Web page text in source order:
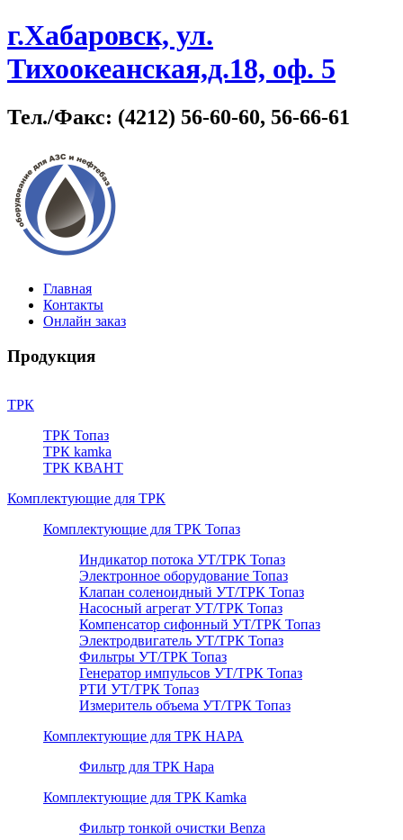
г.Хабаровск, ул.
Тихоокеанская,д.18, оф. 5
Тел./Факс: (4212) 56-60-60, 56-66-61
Главная
Контакты
Онлайн заказ
Продукция
ТРК
ТРК Топаз
ТРК kamka
ТРК КВАНТ
Комплектующие для ТРК
Комплектующие для ТРК Топаз
Индикатор потока УТ/ТРК Топаз
Электронное оборудование Топаз
Клапан соленоидный УТ/ТРК Топаз
Насосный агрегат УТ/ТРК Топаз
Компенсатор сифонный УТ/ТРК Топаз
Электродвигатель УТ/ТРК Топаз
Фильтры УТ/ТРК Топаз
Генератор импульсов УТ/ТРК Топаз
РТИ УТ/ТРК Топаз
Измеритель объема УТ/ТРК Топаз
Комплектующие для ТРК НАРА
Фильтр для ТРК Нара
Комплектующие для ТРК Kamka
Фильтр тонкой очистки Benza